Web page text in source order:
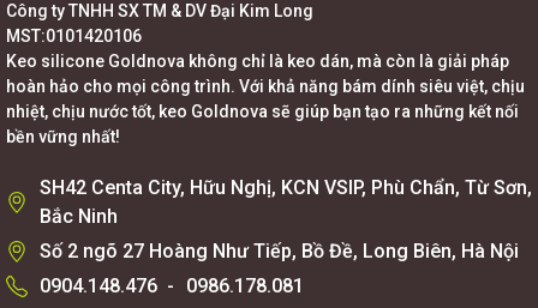
Công ty TNHH SX TM & DV Đại Kim Long
MST:0101420106
Keo silicone Goldnova không chỉ là keo dán, mà còn là giải pháp
hoàn hảo cho mọi công trình. Với khả năng bám dính siêu việt, chịu
nhiệt, chịu nước tốt, keo Goldnova sẽ giúp bạn tạo ra những kết nối
bền vững nhất!
SH42 Centa City, Hữu Nghị, KCN VSIP, Phù Chẩn, Từ Sơn,
Bắc Ninh
Số 2 ngõ 27 Hoàng Như Tiếp, Bồ Đề, Long Biên, Hà Nội
0904.148.476 -
0986.178.081